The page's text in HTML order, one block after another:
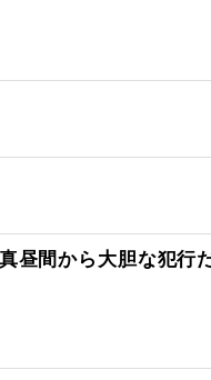
昼間から大胆な犯